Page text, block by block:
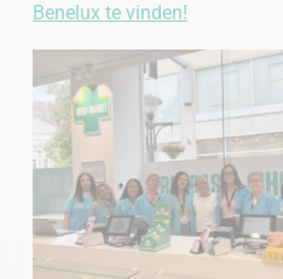
Benelux te vinden!